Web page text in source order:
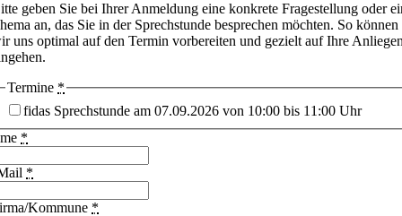
geben Sie bei Ihrer Anmeldung eine konkrete Fragestellung oder
an, das Sie in der Sprechstunde besprechen möchten. So können
uns optimal auf den Termin vorbereiten und gezielt auf Ihre
Termine *
fidas Sprechstunde am 07.09.2026 von 10:00 bis 11:00 Uhr
*
*
Kommune *